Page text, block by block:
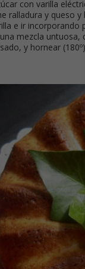
con varilla
ralladura y queso
e ir
mezcla
y hornear